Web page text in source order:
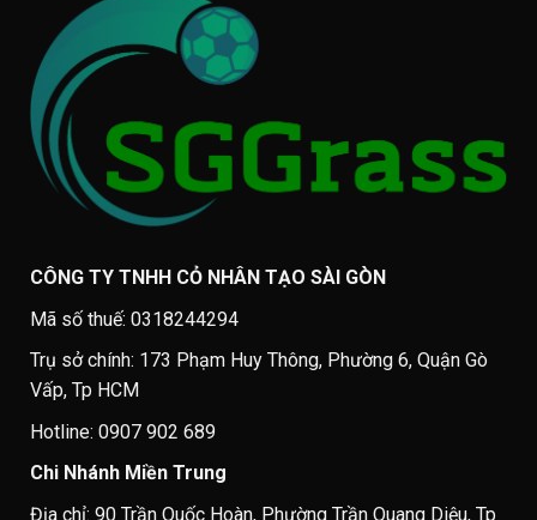
CÔNG TY TNHH CỎ NHÂN TẠO SÀI GÒN
Mã số thuế: 0318244294
Trụ sở chính: 173 Phạm Huy Thông, Phường 6, Quận Gò
Vấp, Tp HCM
Hotline: 0907 902 689
Chi Nhánh Miền Trung
Địa chỉ: 90 Trần Quốc Hoàn, Phường Trần Quang Diệu, Tp